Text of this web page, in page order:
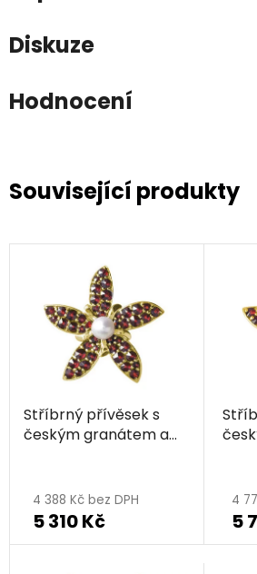
Diskuze
Hodnocení
Související produkty
Stříbrný přívěsek s
českým granátem a
4 388 Kč bez DPH
5 310 Kč
4
5